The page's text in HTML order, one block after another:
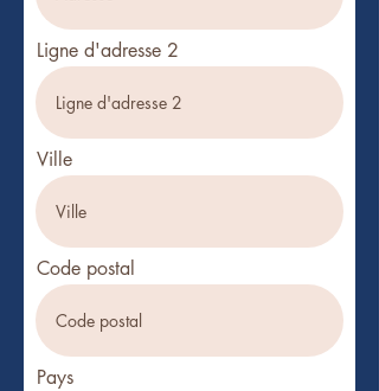
Ligne d'adresse 2
Ville
Code postal
Pays